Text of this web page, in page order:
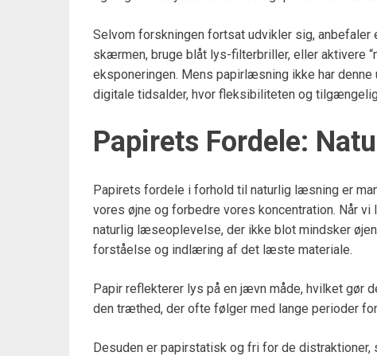
Selvom forskningen fortsat udvikler sig,
skærmen, bruge blåt lys-filterbriller, eller aktivere
eksponeringen. Mens papirlæsning ikke har
digitale tidsalder, hvor fleksibiliteten og
Papirets Fordele:
Papirets fordele i forhold til naturlig læsning er
vores øjne og forbedre vores koncentration. Når
naturlig læseoplevelse, der ikke blot mindsker
forståelse og indlæring af det læste materiale.
Papir reflekterer lys på en jævn måde, hvilket gør
den træthed, der ofte følger med lange perioder
Desuden er papirstatisk og fri for de